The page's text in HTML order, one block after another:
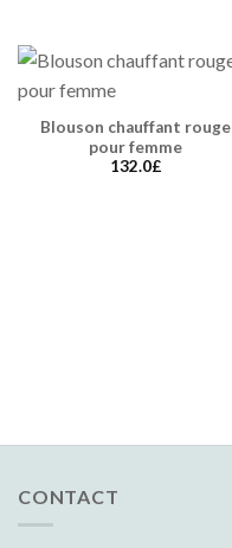
Blouson chauffant rouge
pour femme
132.0£
CONTACT